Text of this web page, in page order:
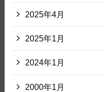
2025年4月
2025年1月
2024年1月
2000年1月